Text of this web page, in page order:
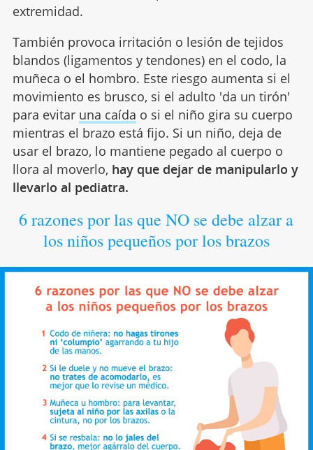
extremidad.
También provoca irritación o lesión de tejidos
blandos (ligamentos y tendones) en el codo, la
muñeca o el hombro. Este riesgo aumenta si el
movimiento es brusco, si el adulto 'da un tirón'
para evitar una caída o si el niño gira su cuerpo
mientras el brazo está fijo. Si un niño, deja de
usar el brazo, lo mantiene pegado al cuerpo o
llora al moverlo, hay que dejar de manipularlo y
llevarlo al pediatra.
6 razones por las que NO se debe alzar a
los niños pequeños por los brazos